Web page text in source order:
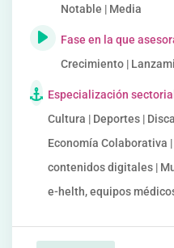
Notable | Media
Fase en la que
Crecimiento |
Especialización sectorial
Cultura | Deportes |
Economía Colaborativa
contenidos digitales |
e-helth, equipos